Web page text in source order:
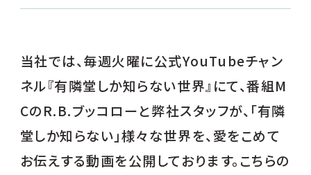
当社では、毎週火曜に公式YouTubeチャン
ネル『有隣堂しか知らない世界』にて、番組M
CのR.B.ブッコローと弊社スタッフが、「有隣
堂しか知らない」様々な世界を、愛をこめて
お伝えする動画を公開しております。こちらの